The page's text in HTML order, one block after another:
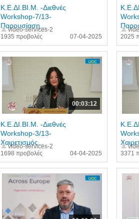
1935 προβολές
Κ.Ε.ΔΙ.ΒΙ.Μ. -Διεθνές
Workshop-7/13-
Παρουσίαση...
video-services-2
07-04-2025
2025
00:03:12
1698 προβολές
Κ.Ε.ΔΙ.ΒΙ.Μ. -Διεθνές
Workshop-3/13-
Χαιρετισμός...
video-services-2
04-04-2025
3371